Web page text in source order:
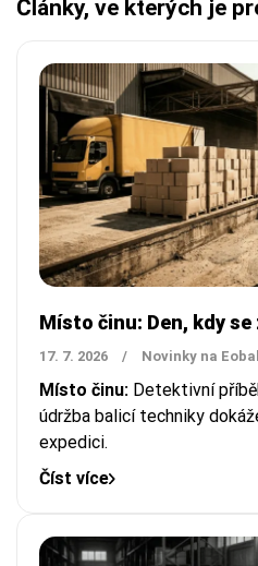
Články, ve kterých je
Místo činu: Den, kdy
17. 7. 2026 / Novinky na
Místo činu: Detektivní
údržba balicí techniky
expedici.
Číst více